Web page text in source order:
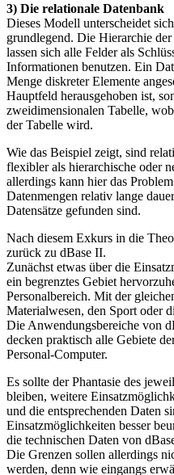
3) Die relationale Datenbank
Dieses Modell unterscheidet
grundlegend. Die Hierarchie
lassen sich alle Felder als
Informationen benutzen. Ein
Menge diskreter Elemente
Hauptfeld herausgehoben ist,
zweidimensionalen Tabelle,
der Tabelle wird.
Wie das Beispiel zeigt, sind
flexibler als hierarchische oder
allerdings kann hier das
Datenmengen relativ lange
Datensätze gefunden sind.
Nach diesem Exkurs in die
zurück zu dBase II.
Zunächst etwas über die
ein begrenztes Gebiet
Personalbereich. Mit der
Materialwesen, den Sport oder
Die Anwendungsbereiche von
decken praktisch alle Gebiete
Personal-Computer.
Es sollte der Phantasie des
bleiben, weitere
und die entsprechenden Daten
Einsatzmöglichkeiten besser
die technischen Daten von
Die Grenzen sollen allerdings
werden, denn wie eingangs